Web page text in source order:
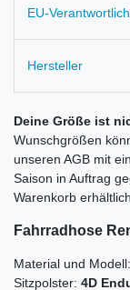
EU-
Hersteller
Deine Größe ist
Wunschgrößen
unseren AGB mit
Saison in Auftrag
Warenkorb
Fahrradhose
Material und Modell:
Sitzpolster: 4D